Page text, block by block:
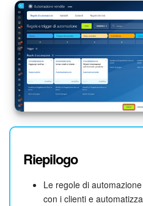
Riepilogo
Le regole di
con i clienti e